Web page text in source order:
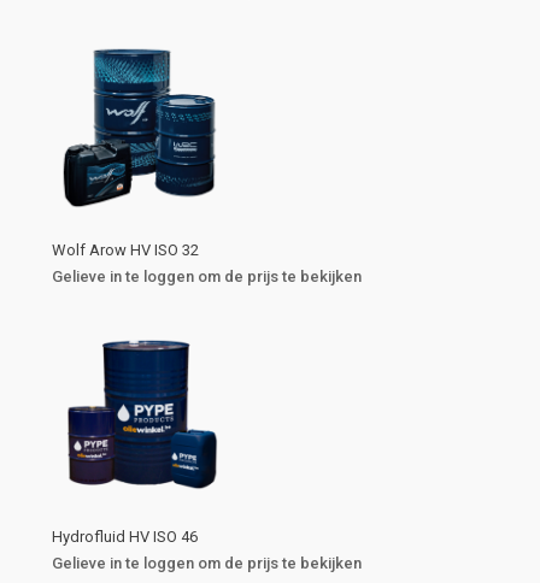
Wolf Arow HV ISO 32
Gelieve in te loggen om de prijs te bekijken
Hydrofluid HV ISO 46
Gelieve in te loggen om de prijs te bekijken